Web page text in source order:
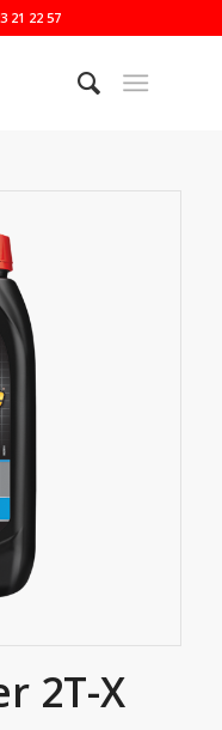
21 22 57
2T-X